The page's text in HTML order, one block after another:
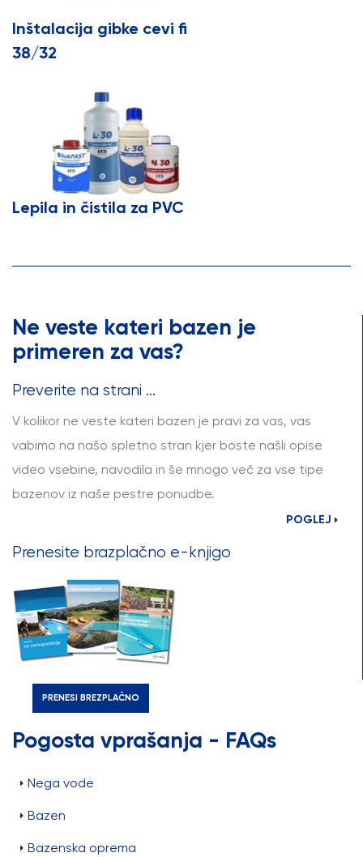
Inštalacija gibke cevi fi
38/32
Lepila in čistila za PVC
Ne veste kateri bazen je
primeren za vas?
Preverite na strani ...
V kolikor ne veste kateri bazen je pravi za vas, vas
vabimo na našo spletno stran kjer boste našli opise
video vsebine, navodila in še mnogo več za vse tipe
bazenov iz naše pestre ponudbe.
POGLEJ
Prenesite brazplačno e-knjigo
PRENESI BREZPLAČNO
Pogosta vprašanja - FAQs
Nega vode
Bazen
Bazenska oprema